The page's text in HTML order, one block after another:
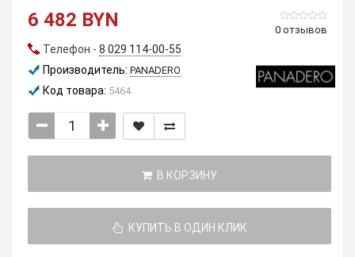
0 отзывов
6 482 BYN
Телефон - 8 029 114-00-55
Производитель: PANADERO
Код товара: 5464
В КОРЗИНУ
КУПИТЬ В ОДИН КЛИК